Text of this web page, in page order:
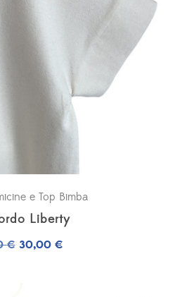
e Top Bimba
Liberty
€ Il
30,00 €Il